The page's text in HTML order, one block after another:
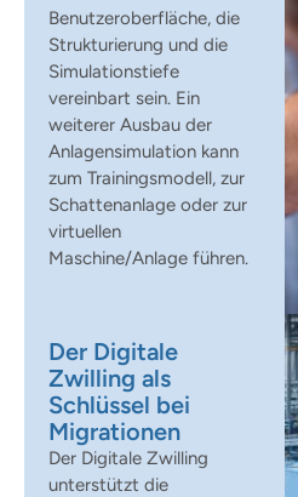
Benutzeroberfläche, die
Strukturierung und die
Simulationstiefe
vereinbart sein. Ein
weiterer Ausbau der
Anlagensimulation kann
zum Trainingsmodell, zur
Schattenanlage oder zur
virtuellen
Maschine/Anlage führen.
Der Digitale
Zwilling als
Schlüssel bei
Migrationen
Der Digitale Zwilling
unterstützt die